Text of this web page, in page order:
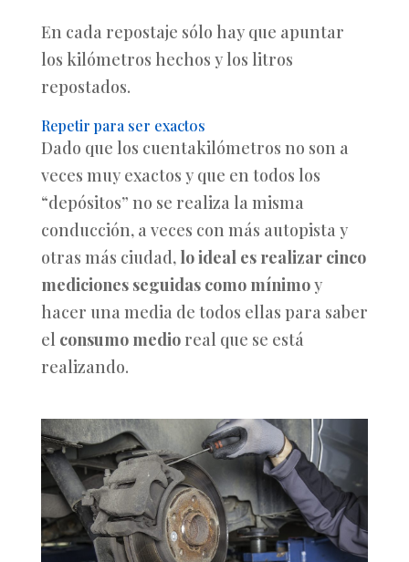
En cada repostaje sólo hay que apuntar
los kilómetros hechos y los litros
repostados.
Repetir para ser exactos
Dado que los cuentakilómetros no son a
veces muy exactos y que en todos los
“depósitos” no se realiza la misma
conducción, a veces con más autopista y
otras más ciudad, lo ideal es realizar cinco
mediciones seguidas como mínimoy
hacer una media de todos ellas para saber
el consumo medioreal que se está
realizando.